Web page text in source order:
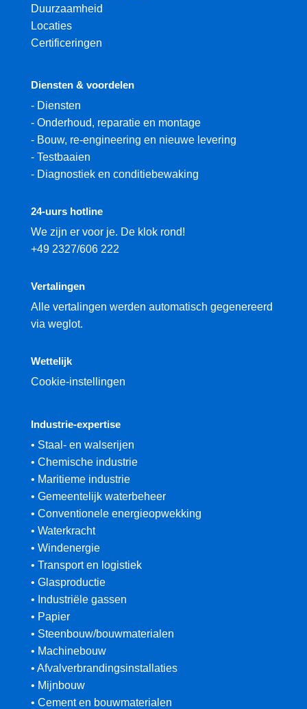
Duurzaamheid
Locaties
Certificeringen
Diensten & voordelen
- Diensten
- Onderhoud, reparatie en montage
- Bouw, re-engineering en nieuwe levering
- Testbaaien
- Diagnostiek en conditiebewaking
24-uurs hotline
We zijn er voor je. De klok rond!
+49 2327/606 222
Vertalingen
Alle vertalingen werden automatisch gegenereerd
via weglot.
Wettelijk
Cookie-instellingen
Industrie-expertise
• Staal- en walserijen
• Chemische industrie
• Maritieme industrie
• Gemeentelijk waterbeheer
• Conventionele energieopwekking
• Waterkracht
• Windenergie
• Transport en logistiek
• Glasproductie
• Industriële gassen
• Papier
• Steenbouw/bouwmaterialen
• Machinebouw
• Afvalverbrandingsinstallaties
• Mijnbouw
• Cement en bouwmaterialen